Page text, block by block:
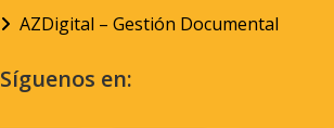
AZDigital – Gestión Documental
Síguenos en: